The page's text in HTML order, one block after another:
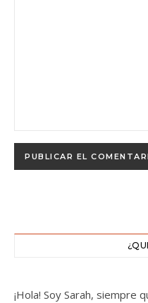
¡Hola! Soy Sarah, siempre